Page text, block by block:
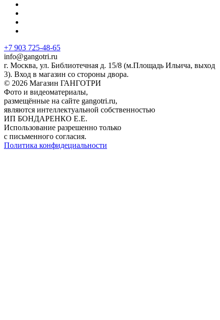
+7 903 725-48-65
info@gangotri.ru
г. Москва, ул. Библиотечная д. 15/8 (м.Площадь Ильича, выход
3). Вход в магазин со стороны двора.
© 2026 Магазин ГАНГОТРИ
Фото и видеоматериалы,
размещённые на сайте gangotri.ru,
являются интеллектуальной собственностью
ИП БОНДАРЕНКО Е.Е.
Использование разрешенно только
с письменного согласия.
Политика конфидециальности